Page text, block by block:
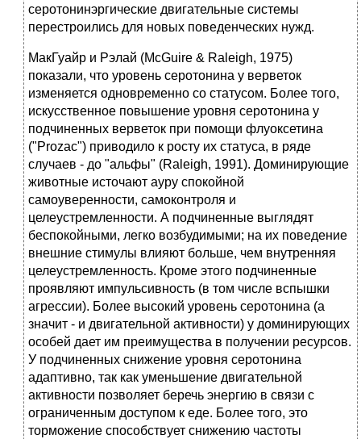
серотонинэргические двигательные системы
перестроились для новых поведенческих нужд.
МакГуайр и Рэлай (McGuire & Raleigh, 1975)
показали, что уровень серотонина у верветок
изменяется одновременно со статусом. Более того,
искусственное повышение уровня серотонина у
подчиненных верветок при помощи флуоксетина
("Prozac") приводило к росту их статуса, в ряде
случаев - до "альфы" (Raleigh, 1991). Доминирующие
животные источают ауру спокойной
самоуверенности, самоконтроля и
целеустремленности. А подчиненные выглядят
беспокойными, легко возбудимыми; на их поведение
внешние стимулы влияют больше, чем внутренняя
целеустремленность. Кроме этого подчиненные
проявляют импульсивность (в том числе вспышки
агрессии). Более высокий уровень серотонина (а
значит - и двигательной активности) у доминирующих
особей дает им преимущества в получении ресурсов.
У подчиненных снижение уровня серотонина
адаптивно, так как уменьшение двигательной
активности позволяет беречь энергию в связи с
ограниченным доступом к еде. Более того, это
торможение способствует снижению частоты